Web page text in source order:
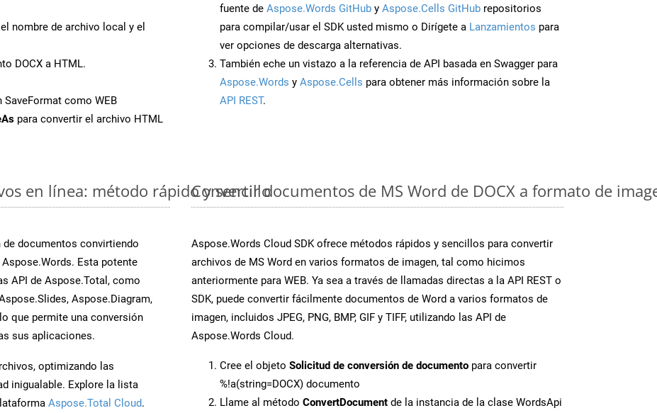
nombre de archivo local y el
DOCX a HTML.
SaveFormat como WEB
para convertir el archivo HTML
fuente de Aspose.Words GitHub y Aspose.Cells GitHub repositorios
para compilar/usar el SDK usted mismo o Dirígete a Lanzamientos para
ver opciones de descarga alternativas.
También eche un vistazo a la referencia de API basada en Swagger para
Aspose.Words y Aspose.Cells para obtener más información sobre la
API REST.
en línea: método rápido y sencillo
documentos convirtiendo
Esta potente
API de Aspose.Total, como
Aspose.Diagram,
que permite una conversión
sus aplicaciones.
optimizando las
inigualable. Explore la lista
Aspose.Total Cloud.
Convertir documentos de MS Word de DOCX a formato de
Aspose.Words Cloud SDK ofrece métodos rápidos y sencillos para convertir
archivos de MS Word en varios formatos de imagen, tal como hicimos
anteriormente para WEB. Ya sea a través de llamadas directas a la API REST o
SDK, puede convertir fácilmente documentos de Word a varios formatos de
imagen, incluidos JPEG, PNG, BMP, GIF y TIFF, utilizando las API de
Aspose.Words Cloud.
Cree el objeto Solicitud de conversión de documento para convertir
%!a(string=DOCX) documento
Llame al método ConvertDocument de la instancia de la clase WordsApi